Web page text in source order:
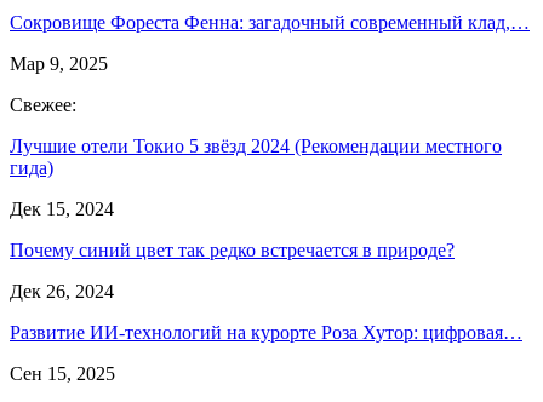
Сокровище Фореста Фенна: загадочный современный клад,…
Мар 9, 2025
Свежее:
Лучшие отели Токио 5 звёзд 2024 (Рекомендации местного
гида)
Дек 15, 2024
Почему синий цвет так редко встречается в природе?
Дек 26, 2024
Развитие ИИ-технологий на курорте Роза Хутор: цифровая…
Сен 15, 2025